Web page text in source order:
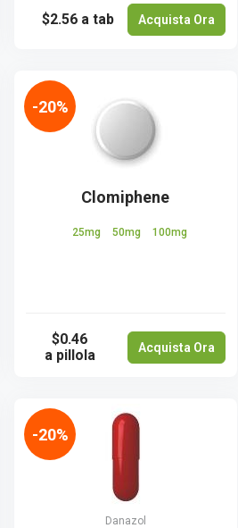
$2.56 a tab Acquista Ora
Clomiphene
25mg 50mg 100mg
$0.46
a pillola
Acquista Ora
-20%
Danazol
-20%